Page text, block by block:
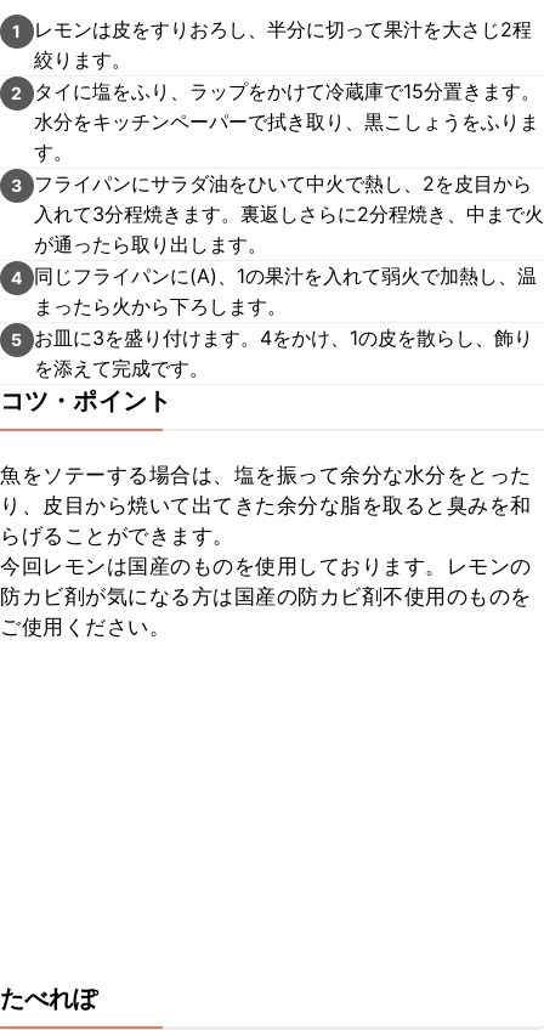
1
レモンは皮をすりおろし、半分に切って果汁を大さじ2程
絞ります。
2
タイに塩をふり、ラップをかけて冷蔵庫で15分置きます。
水分をキッチンペーパーで拭き取り、黒こしょうをふりま
す。
3
フライパンにサラダ油をひいて中火で熱し、2を皮目から
入れて3分程焼きます。裏返しさらに2分程焼き、中まで火
が通ったら取り出します。
4
同じフライパンに(A)、1の果汁を入れて弱火で加熱し、温
まったら火から下ろします。
5
お皿に3を盛り付けます。4をかけ、1の皮を散らし、飾り
を添えて完成です。
コツ・ポイント
魚をソテーする場合は、塩を振って余分な水分をとった
り、皮目から焼いて出てきた余分な脂を取ると臭みを和
らげることができます。
今回レモンは国産のものを使用しております。レモンの
防カビ剤が気になる方は国産の防カビ剤不使用のものを
ご使用ください。
たべれぽ